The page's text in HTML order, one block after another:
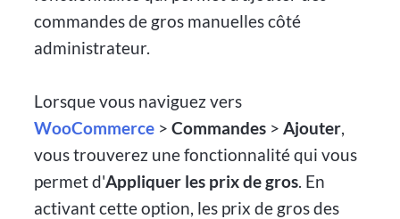
commandes de gros manuelles côté
administrateur.
Lorsque vous naviguez vers
WooCommerce >Commandes >Ajouter,
vous trouverez une fonctionnalité qui vous
permet d'Appliquer les prix de gros. En
activant cette option, les prix de gros des